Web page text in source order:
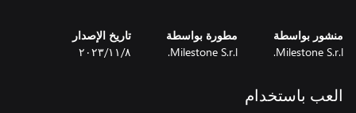
منشور بواسطة
Milestone S.r.l.
مطورة بواسطة
Milestone S.r.l.
تاريخ الإصدار
٨‏/١١‏/٢٠٢٣
العب باستخدام